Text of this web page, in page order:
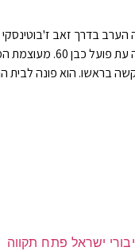
הערב בדרך זאב
במנוף שעליו עבד באותה
בראשו. הוא פונה לבית